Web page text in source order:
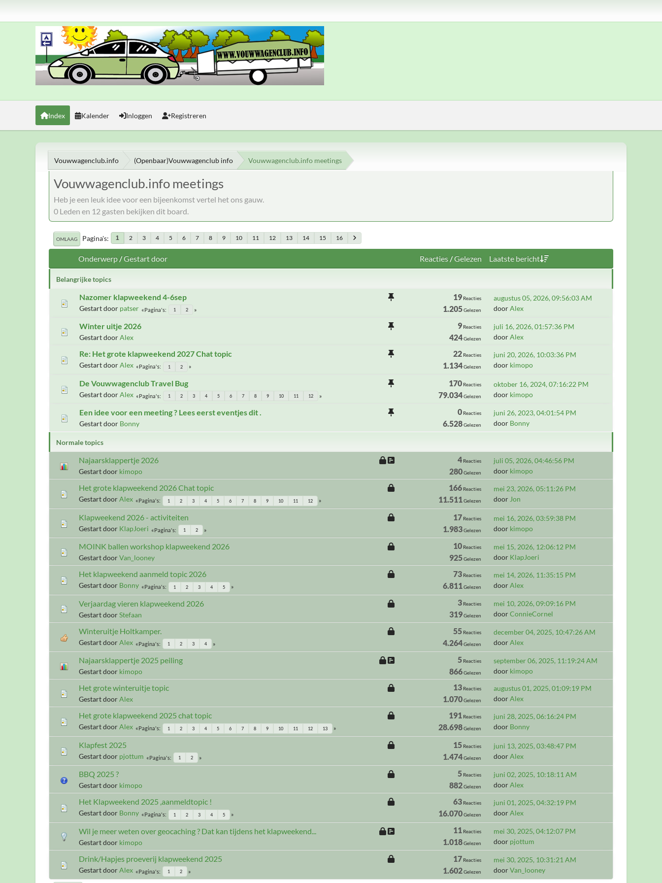
Index Kalender Inloggen Registreren
Vouwwagenclub.info (Openbaar)Vouwwagenclub info Vouwwagenclub.info meetings
Vouwwagenclub.info meetings
Heb je een leuk idee voor een bijeenkomst vertel het ons gauw.
0 Leden en 12 gasten bekijken dit board.
OMLAAG Pagina's 1 2 3 4 5 6 7 8 9 10 11 12 13 14 15 16
Onderwerp/Gestart door Reacties/Gelezen Laatste bericht
Belangrijke topics
Nazomer klapweekend 4-6sep
Gestart door patser Pagina's 1 2
19Reacties
1.205Gelezen
augustus 05, 2026, 09:56:03 AM
doorAlex
Winter uitje 2026
Gestart doorAlex
9Reacties
424Gelezen
juli 16, 2026, 01:57:36 PM
doorAlex
Re: Het grote klapweekend 2027 Chat topic
Gestart doorAlex Pagina's 1 2
22Reacties
1.134Gelezen
juni 20, 2026, 10:03:36 PM
door kimopo
De Vouwwagenclub Travel Bug
Gestart doorAlex Pagina's 1 2 3 4 5 6 7 8 9 10 11 12
170Reacties
79.034Gelezen
oktober 16, 2024, 07:16:22 PM
door kimopo
Een idee voor een meeting ? Lees eerst eventjes dit .
Gestart door Bonny
0Reacties
6.528Gelezen
juni 26, 2023, 04:01:54 PM
door Bonny
Normale topics
Najaarsklappertje 2026
Gestart door kimopo
4 Reacties
280Gelezen
juli 05, 2026, 04:46:56 PM
door kimopo
Het grote klapweekend 2026 Chat topic
Gestart doorAlex Pagina's 1 2 3 4 5 6 7 8 9 10 11 12
166 Reacties
11.511Gelezen
mei 23, 2026, 05:11:26 PM
door Jon
Klapweekend 2026 - activiteiten
Gestart door KlapJoeri Pagina's 1 2
17 Reacties
1.983Gelezen
mei 16, 2026, 03:59:38 PM
door kimopo
MOINK ballen workshop klapweekend 2026
Gestart doorVan_looney
10 Reacties
925Gelezen
mei 15, 2026, 12:06:12 PM
door KlapJoeri
Het klapweekend aanmeld topic 2026
Gestart door Bonny Pagina's 1 2 3 4 5
73 Reacties
6.811Gelezen
mei 14, 2026, 11:35:15 PM
doorAlex
Verjaardag vieren klapweekend 2026
Gestart doorStefaan
3 Reacties
319Gelezen
mei 10, 2026, 09:09:16 PM
doorConnieCornel
Winteruitje Holtkamper.
Gestart doorAlex Pagina's 1 2 3 4
55 Reacties
4.264Gelezen
december 04, 2025, 10:47:26 AM
doorAlex
Najaarsklappertje 2025 peiling
Gestart door kimopo
5 Reacties
866Gelezen
september 06, 2025, 11:19:24 AM
door kimopo
Het grote winteruitje topic
Gestart doorAlex
13 Reacties
1.070Gelezen
augustus 01, 2025, 01:09:19 PM
doorAlex
Het grote klapweekend 2025 chat topic
Gestart doorAlex Pagina's 1 2 3 4 5 6 7 8 9 10 11 12 13
191 Reacties
28.698Gelezen
juni 28, 2025, 06:16:24 PM
door Bonny
Klapfest 2025
Gestart door pjottum Pagina's 1 2
15 Reacties
1.474Gelezen
juni 13, 2025, 03:48:47 PM
doorAlex
BBQ 2025 ?
Gestart door kimopo
5 Reacties
882Gelezen
juni 02, 2025, 10:18:11 AM
doorAlex
Het Klapweekend 2025 ,aanmeldtopic !
Gestart door Bonny Pagina's 1 2 3 4 5
63 Reacties
16.070Gelezen
juni 01, 2025, 04:32:19 PM
doorAlex
Wil je meer weten over geocaching ? Dat kan tijdens het klapweekend...
Gestart door kimopo
11 Reacties
1.018Gelezen
mei 30, 2025, 04:12:07 PM
door pjottum
Drink/Hapjes proeverij klapweekend 2025
Gestart doorAlex Pagina's 1 2
17 Reacties
1.602Gelezen
mei 30, 2025, 10:31:21 AM
doorVan_looney